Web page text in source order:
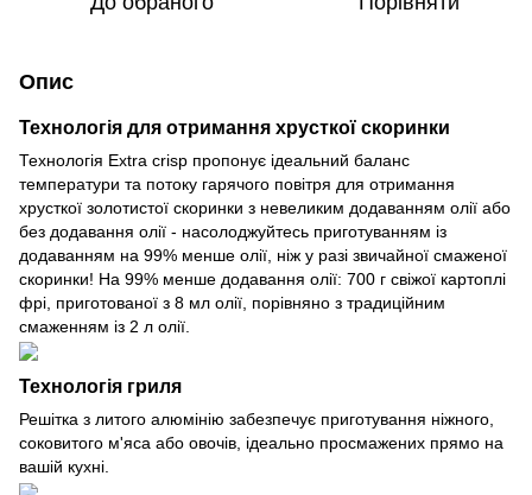
Опис
Технологія для отримання хрусткої скоринки
Технологія Extra crisp пропонує ідеальний баланс
температури та потоку гарячого повітря для отримання
хрусткої золотистої скоринки з невеликим додаванням олії або
без додавання олії - насолоджуйтесь приготуванням із
додаванням на 99% менше олії, ніж у разі звичайної смаженої
скоринки! На 99% менше додавання олії: 700 г свіжої картоплі
фрі, приготованої з 8 мл олії, порівняно з традиційним
смаженням із 2 л олії.
Технологія гриля
Решітка з литого алюмінію забезпечує приготування ніжного,
соковитого м'яса або овочів, ідеально просмажених прямо на
вашій кухні.